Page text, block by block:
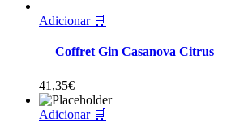
Adicionar 🛒
Coffret Gin Casanova Citrus
41,35€
Adicionar 🛒